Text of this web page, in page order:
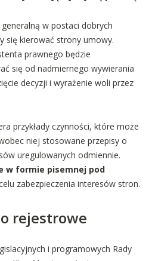
w postaci dobrych
się kierować strony umowy.
prawnego będzie
się od nadmiernego wywierania
decyzji i wyrażenie woli przez
przykłady czynności, które może
niej stosowane przepisy o
uregulowanych odmiennie.
w formie pisemnej pod
zabezpieczenia interesów stron.
rejestrowe
i programowych Rady